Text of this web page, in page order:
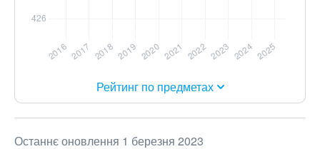
Рейтинг по предметах
Останнє оновлення 1 березня 2023